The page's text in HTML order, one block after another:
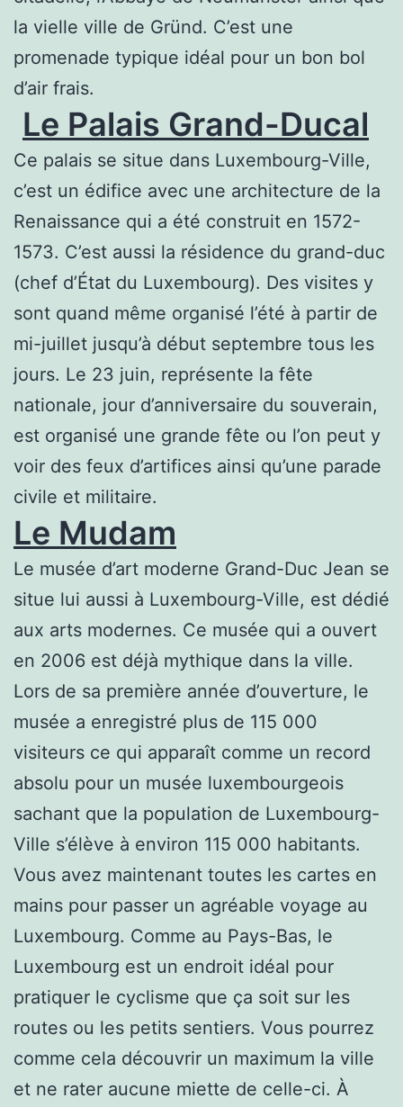
la vielle ville de Gründ. C’est une
promenade typique idéal pour un bon bol
d’air frais.
Le Palais Grand-Ducal
Ce palais se situe dans Luxembourg-Ville,
c’est un édifice avec une architecture de la
Renaissance qui a été construit en 1572-
1573. C’est aussi la résidence du grand-duc
(chef d’État du Luxembourg). Des visites y
sont quand même organisé l’été à partir de
mi-juillet jusqu’à début septembre tous les
jours. Le 23 juin, représente la fête
nationale, jour d’anniversaire du souverain,
est organisé une grande fête ou l’on peut y
voir des feux d’artifices ainsi qu’une parade
civile et militaire.
Le Mudam
Le musée d’art moderne Grand-Duc Jean se
situe lui aussi à Luxembourg-Ville, est dédié
aux arts modernes. Ce musée qui a ouvert
en 2006 est déjà mythique dans la ville.
Lors de sa première année d’ouverture, le
musée a enregistré plus de 115 000
visiteurs ce qui apparaît comme un record
absolu pour un musée luxembourgeois
sachant que la population de Luxembourg-
Ville s’élève à environ 115 000 habitants.
Vous avez maintenant toutes les cartes en
mains pour passer un agréable voyage au
Luxembourg. Comme au Pays-Bas, le
Luxembourg est un endroit idéal pour
pratiquer le cyclisme que ça soit sur les
routes ou les petits sentiers. Vous pourrez
comme cela découvrir un maximum la ville
et ne rater aucune miette de celle-ci. À